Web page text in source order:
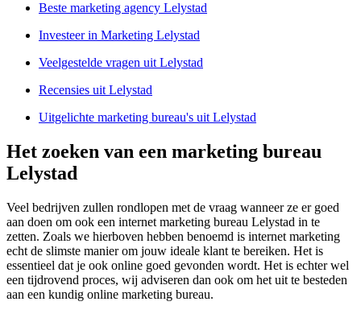
Beste marketing agency Lelystad
Investeer in Marketing Lelystad
Veelgestelde vragen uit Lelystad
Recensies uit Lelystad
Uitgelichte marketing bureau's uit Lelystad
Het zoeken van een marketing bureau
Lelystad
Veel bedrijven zullen rondlopen met de vraag wanneer ze er goed
aan doen om ook een internet marketing bureau Lelystad in te
zetten. Zoals we hierboven hebben benoemd is internet marketing
echt de slimste manier om jouw ideale klant te bereiken. Het is
essentieel dat je ook online goed gevonden wordt. Het is echter wel
een tijdrovend proces, wij adviseren dan ook om het uit te besteden
aan een kundig online marketing bureau.